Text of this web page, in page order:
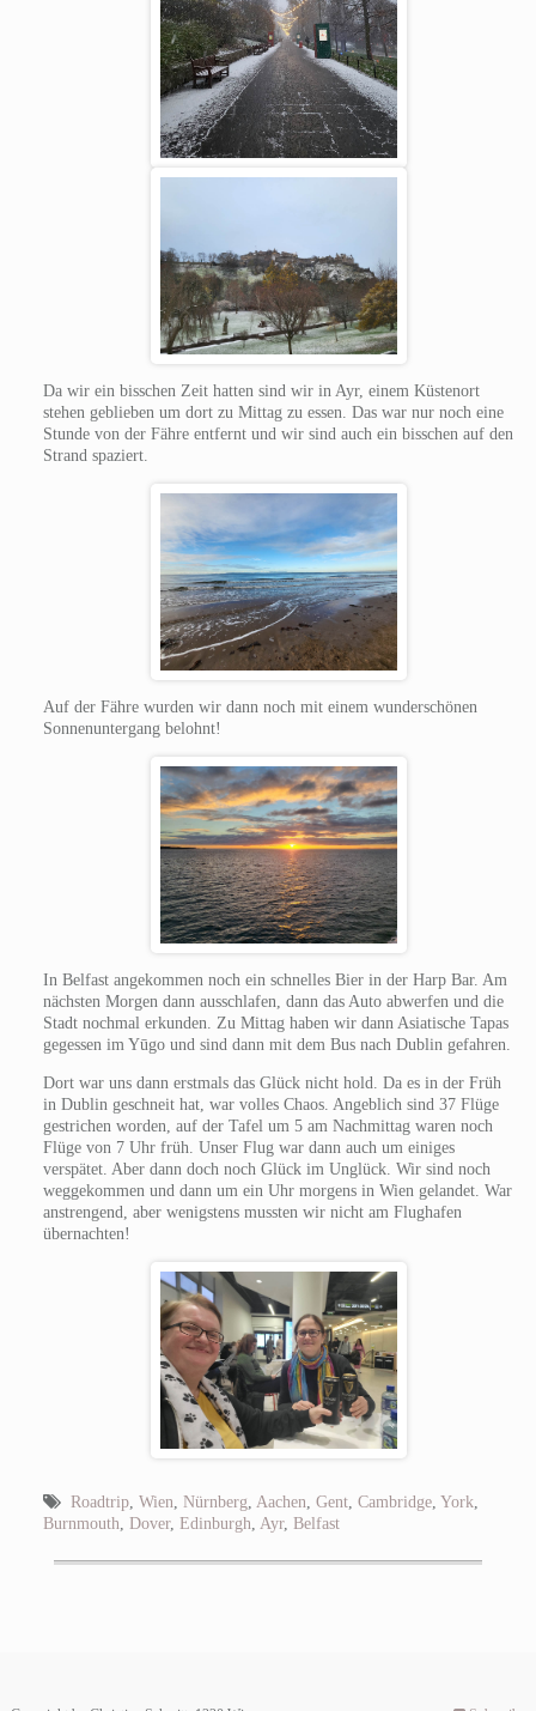
Da wir ein bisschen Zeit hatten sind wir in Ayr, einem Küstenort
stehen geblieben um dort zu Mittag zu essen. Das war nur noch eine
Stunde von der Fähre entfernt und wir sind auch ein bisschen auf den
Strand spaziert.
Auf der Fähre wurden wir dann noch mit einem wunderschönen
Sonnenuntergang belohnt!
In Belfast angekommen noch ein schnelles Bier in der Harp Bar. Am
nächsten Morgen dann ausschlafen, dann das Auto abwerfen und die
Stadt nochmal erkunden. Zu Mittag haben wir dann Asiatische Tapas
gegessen im Yūgo und sind dann mit dem Bus nach Dublin gefahren.
Dort war uns dann erstmals das Glück nicht hold. Da es in der Früh
in Dublin geschneit hat, war volles Chaos. Angeblich sind 37 Flüge
gestrichen worden, auf der Tafel um 5 am Nachmittag waren noch
Flüge von 7 Uhr früh. Unser Flug war dann auch um einiges
verspätet. Aber dann doch noch Glück im Unglück. Wir sind noch
weggekommen und dann um ein Uhr morgens in Wien gelandet. War
anstrengend, aber wenigstens mussten wir nicht am Flughafen
übernachten!
Roadtrip, Wien Nürnberg Aachen Gent, Cambridge, York
Burnmouth Dover, Edinburgh Ayr, Belfast